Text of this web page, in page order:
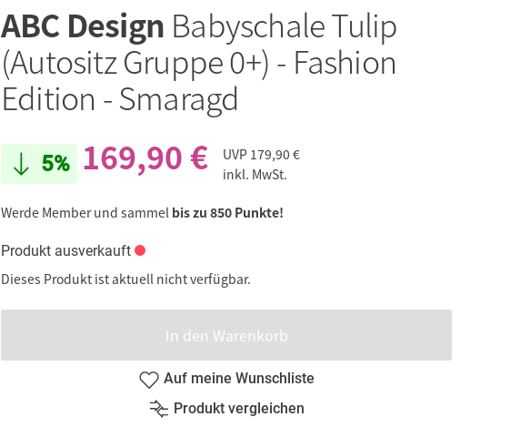
ABC Design Babyschale Tulip
(Autositz Gruppe 0+) - Fashion
Edition - Smaragd
5% 169,90 € UVP 179,90 €
inkl. MwSt.
Werde Member und sammel bis zu 850 Punkte!
Produkt ausverkauft
Dieses Produkt ist aktuell nicht verfügbar.
In den Warenkorb
Auf meine Wunschliste
Produkt vergleichen